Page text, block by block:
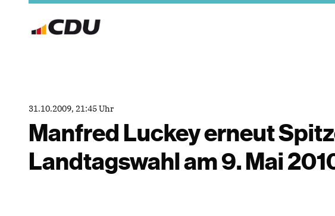
31.10.2009, 21:45 Uhr
Manfred Luckey erneut
Landtagswahl am 9. Mai